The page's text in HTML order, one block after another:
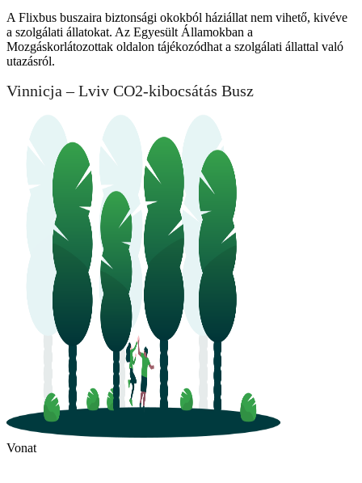
A Flixbus buszaira biztonsági okokból háziállat nem vihető, kivéve
a szolgálati állatokat. Az Egyesült Államokban a
Mozgáskorlátozottak oldalon tájékozódhat a szolgálati állattal való
utazásról.
Vinnicja – Lviv CO2-kibocsátás Busz
Vonat